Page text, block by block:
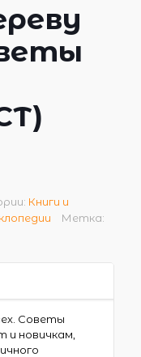
Книги и
Метка:
Советы
и новичкам,